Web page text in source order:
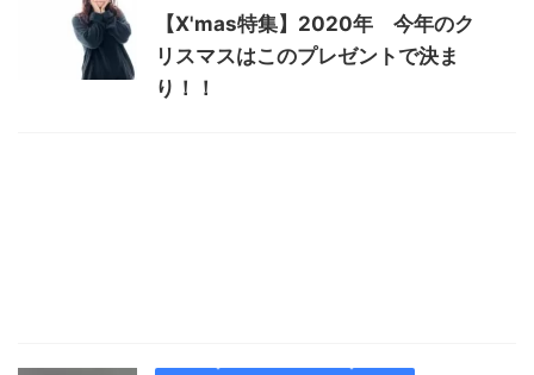
【X'mas特集】2020年 今年のク
リスマスはこのプレゼントで決ま
り！！